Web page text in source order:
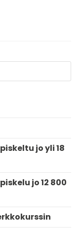
jo yli 18
jo 12 800